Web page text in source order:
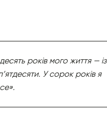
років мого життя — із
У сорок років я